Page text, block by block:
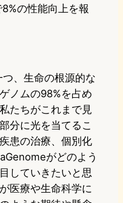
の性能向上を報
、生命の根源的な
ノムの98%を占め
たちがこれまで見
分に光を当てるこ
患の治療、個別化
がどのよう
していきたいと思
医療や生命科学に